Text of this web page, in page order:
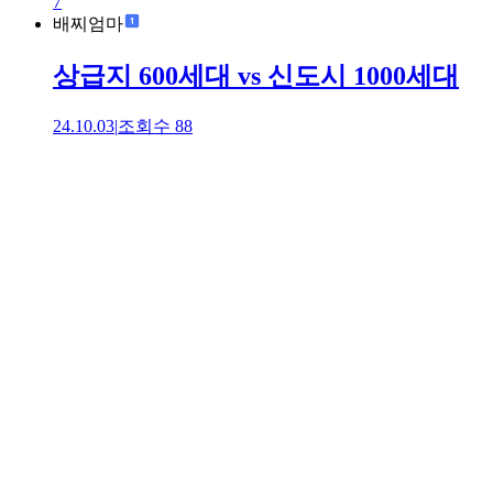
배찌엄마
상급지 600세대 vs 신도시 1000세대
24.10.03|조회수 88